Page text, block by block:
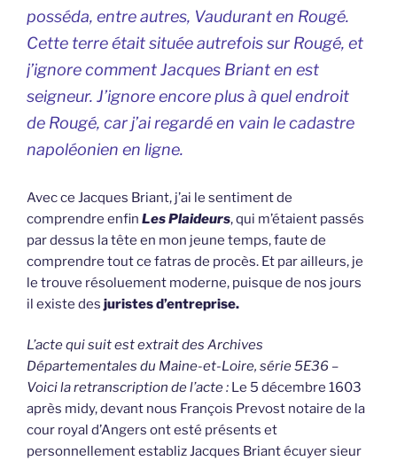
posséda, entre autres, Vaudurant en Rougé.
Cette terre était située autrefois sur Rougé, et
j’ignore comment Jacques Briant en est
seigneur. J’ignore encore plus à quel endroit
de Rougé, car j’ai regardé en vain le cadastre
napoléonien en ligne.
Avec ce Jacques Briant, j’ai le sentiment de
comprendre enfin Les Plaideurs, qui m’étaient passés
par dessus la tête en mon jeune temps, faute de
comprendre tout ce fatras de procès. Et par ailleurs, je
le trouve résoluement moderne, puisque de nos jours
il existe des juristes d’entreprise.
L’acte qui suit est extrait des Archives
Départementales du Maine-et-Loire, série 5E36 –
Voici la retranscription de l’acte : Le 5 décembre 1603
après midy, devant nous François Prevost notaire de la
cour royal d’Angers ont esté présents et
personnellement establiz Jacques Briant écuyer sieur